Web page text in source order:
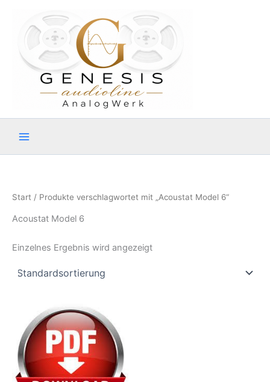
springen
Start / Produkte verschlagwortet mit „Acoustat Model 6“
Acoustat Model 6
Einzelnes Ergebnis wird angezeigt